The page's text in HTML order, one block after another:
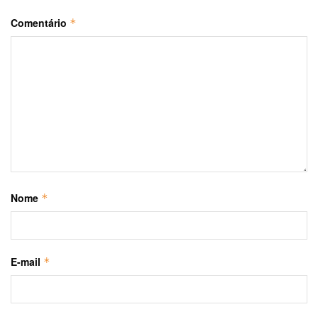
Comentário *
Nome *
E-mail *